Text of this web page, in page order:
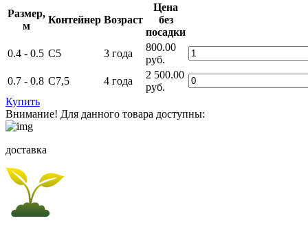
Размер,
м
Контейнер Возраст
Цена
без
посадки
0.4 - 0.5 C5 3 года
800.00
руб.
0.7 - 0.8 C7,5 4 года
2 500.00
руб.
Купить
Внимание! Для данного товара доступны:
доставка